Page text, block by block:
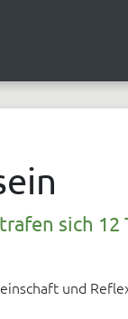
sich
und